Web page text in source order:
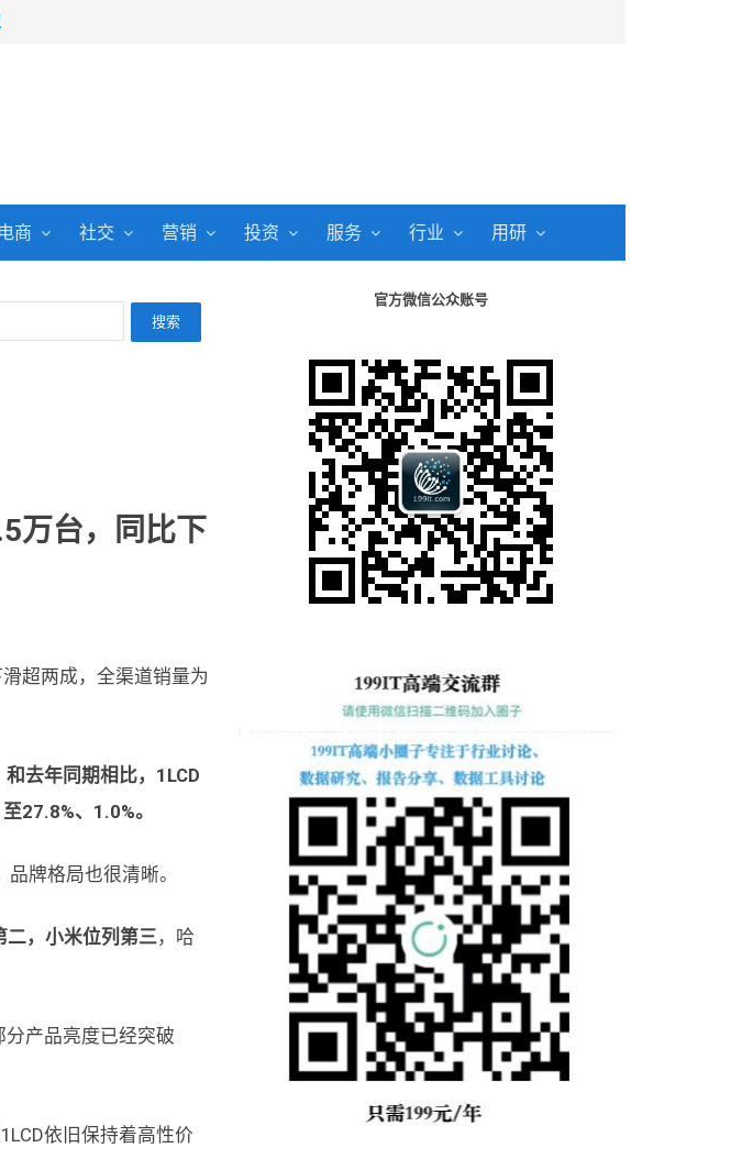
电商 社交 营销 投资 服务 行业 用研
万台，同比下
超两成，全渠道销量为
和去年同期相比，1LCD
27.8%、1.0%。
牌格局也很清晰。
二，小米位列第三，哈
分产品亮度已经突破
依旧保持着高性价
官方微信公众账号